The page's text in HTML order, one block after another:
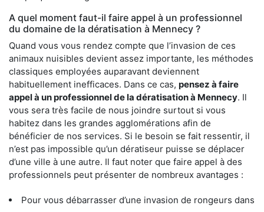
A quel moment faut-il faire appel à un professionnel
du domaine de la dératisation à Mennecy ?
Quand vous vous rendez compte que l’invasion de ces
animaux nuisibles devient assez importante, les méthodes
classiques employées auparavant deviennent
habituellement inefficaces. Dans ce cas, pensez à faire
appel à un professionnel de la dératisation à Mennecy. Il
vous sera très facile de nous joindre surtout si vous
habitez dans les grandes agglomérations afin de
bénéficier de nos services. Si le besoin se fait ressentir, il
n’est pas impossible qu’un dératiseur puisse se déplacer
d’une ville à une autre. Il faut noter que faire appel à des
professionnels peut présenter de nombreux avantages :
Pour vous débarrasser d’une invasion de rongeurs dans